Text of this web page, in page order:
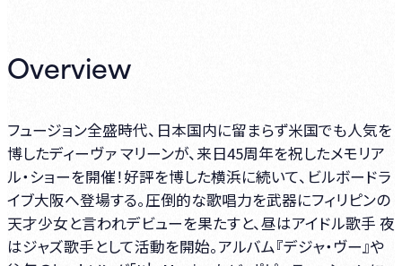
Overview
フュージョン全盛時代、日本国内に留まらず米国でも人気を
博したディーヴァ マリーンが、来日45周年を祝したメモリア
ル・ショーを開催！好評を博した横浜に続いて、ビルボードラ
イブ大阪へ登場する。圧倒的な歌唱力を武器にフィリピンの
天才少女と言われデビューを果たすと、昼はアイドル歌手 夜
はジャズ歌手として活動を開始。アルバム『デジャ・ヴー』や